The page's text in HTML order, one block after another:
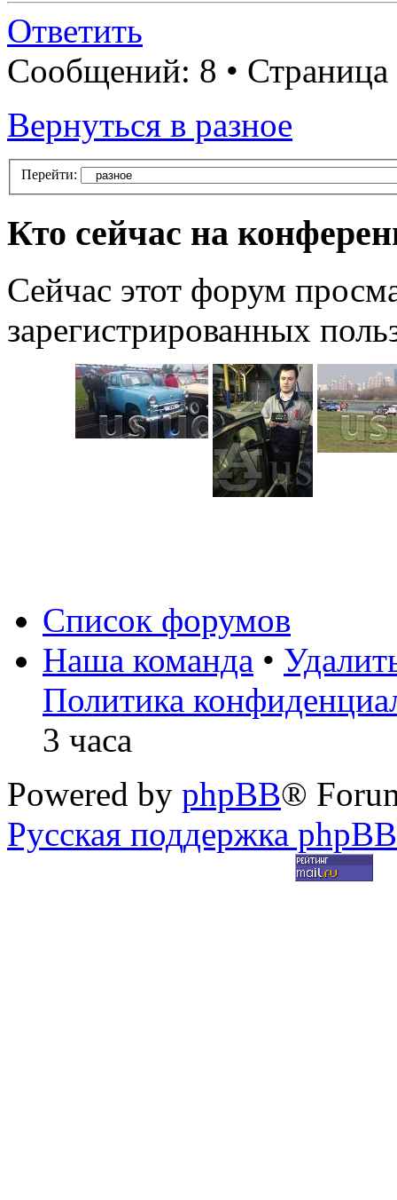
Ответить
Сообщений: 8 • Страница
Вернуться в разное
Перейти:
Кто сейчас на
Сейчас этот форум
зарегистрированных
Список форумов
Наша команда •
Политика
3 часа
Powered by phpBB®
Русская поддержка phpBB